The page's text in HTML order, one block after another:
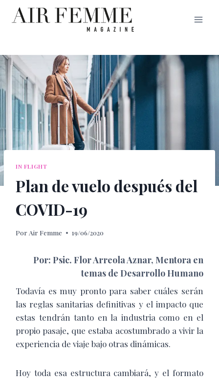
Saltar
IN FLIGHT
Plan de vuelo después del
COVID-19
Por Air Femme 19/06/2020
Por: Psic. Flor Arreola Aznar, Mentora en
temas de Desarrollo Humano
Todavía es muy pronto para saber cuáles serán
las reglas sanitarias definitivas y el impacto que
estas tendrán tanto en la industria como en el
propio pasaje, que estaba acostumbrado a vivir la
experiencia de viaje bajo otras dinámicas.
Hoy toda esa estructura cambiará, y el formato